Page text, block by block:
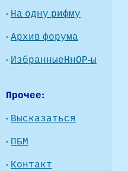
· На одну рифму
·Архив форума
· ИзбранныеНнОР-ы
Прочее:
· Высказаться
· ПБМ
· Контакт